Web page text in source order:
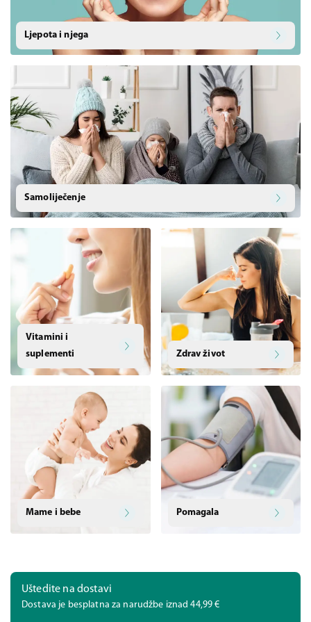
Ljepota i njega
Samoliječenje
Vitamini i
suplementi
Zdrav život
Mame i bebe Pomagala
Uštedite na dostavi
Dostava je besplatna za narudžbe iznad 44,99 €